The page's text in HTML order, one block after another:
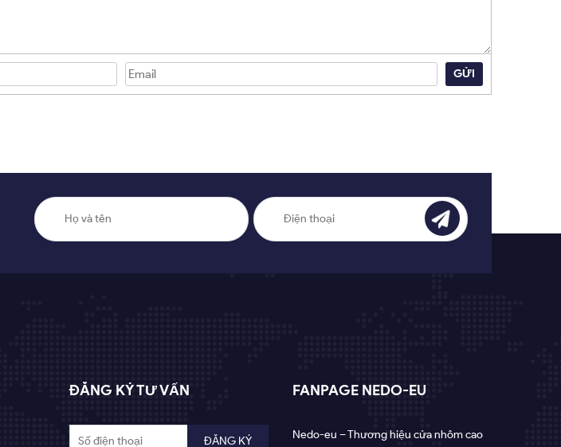
GỬI
ĐĂNG KÝ TƯ VẤN FANPAGE NEDO-EU
Nedo-eu – Thương hiệu cửa nhôm cao